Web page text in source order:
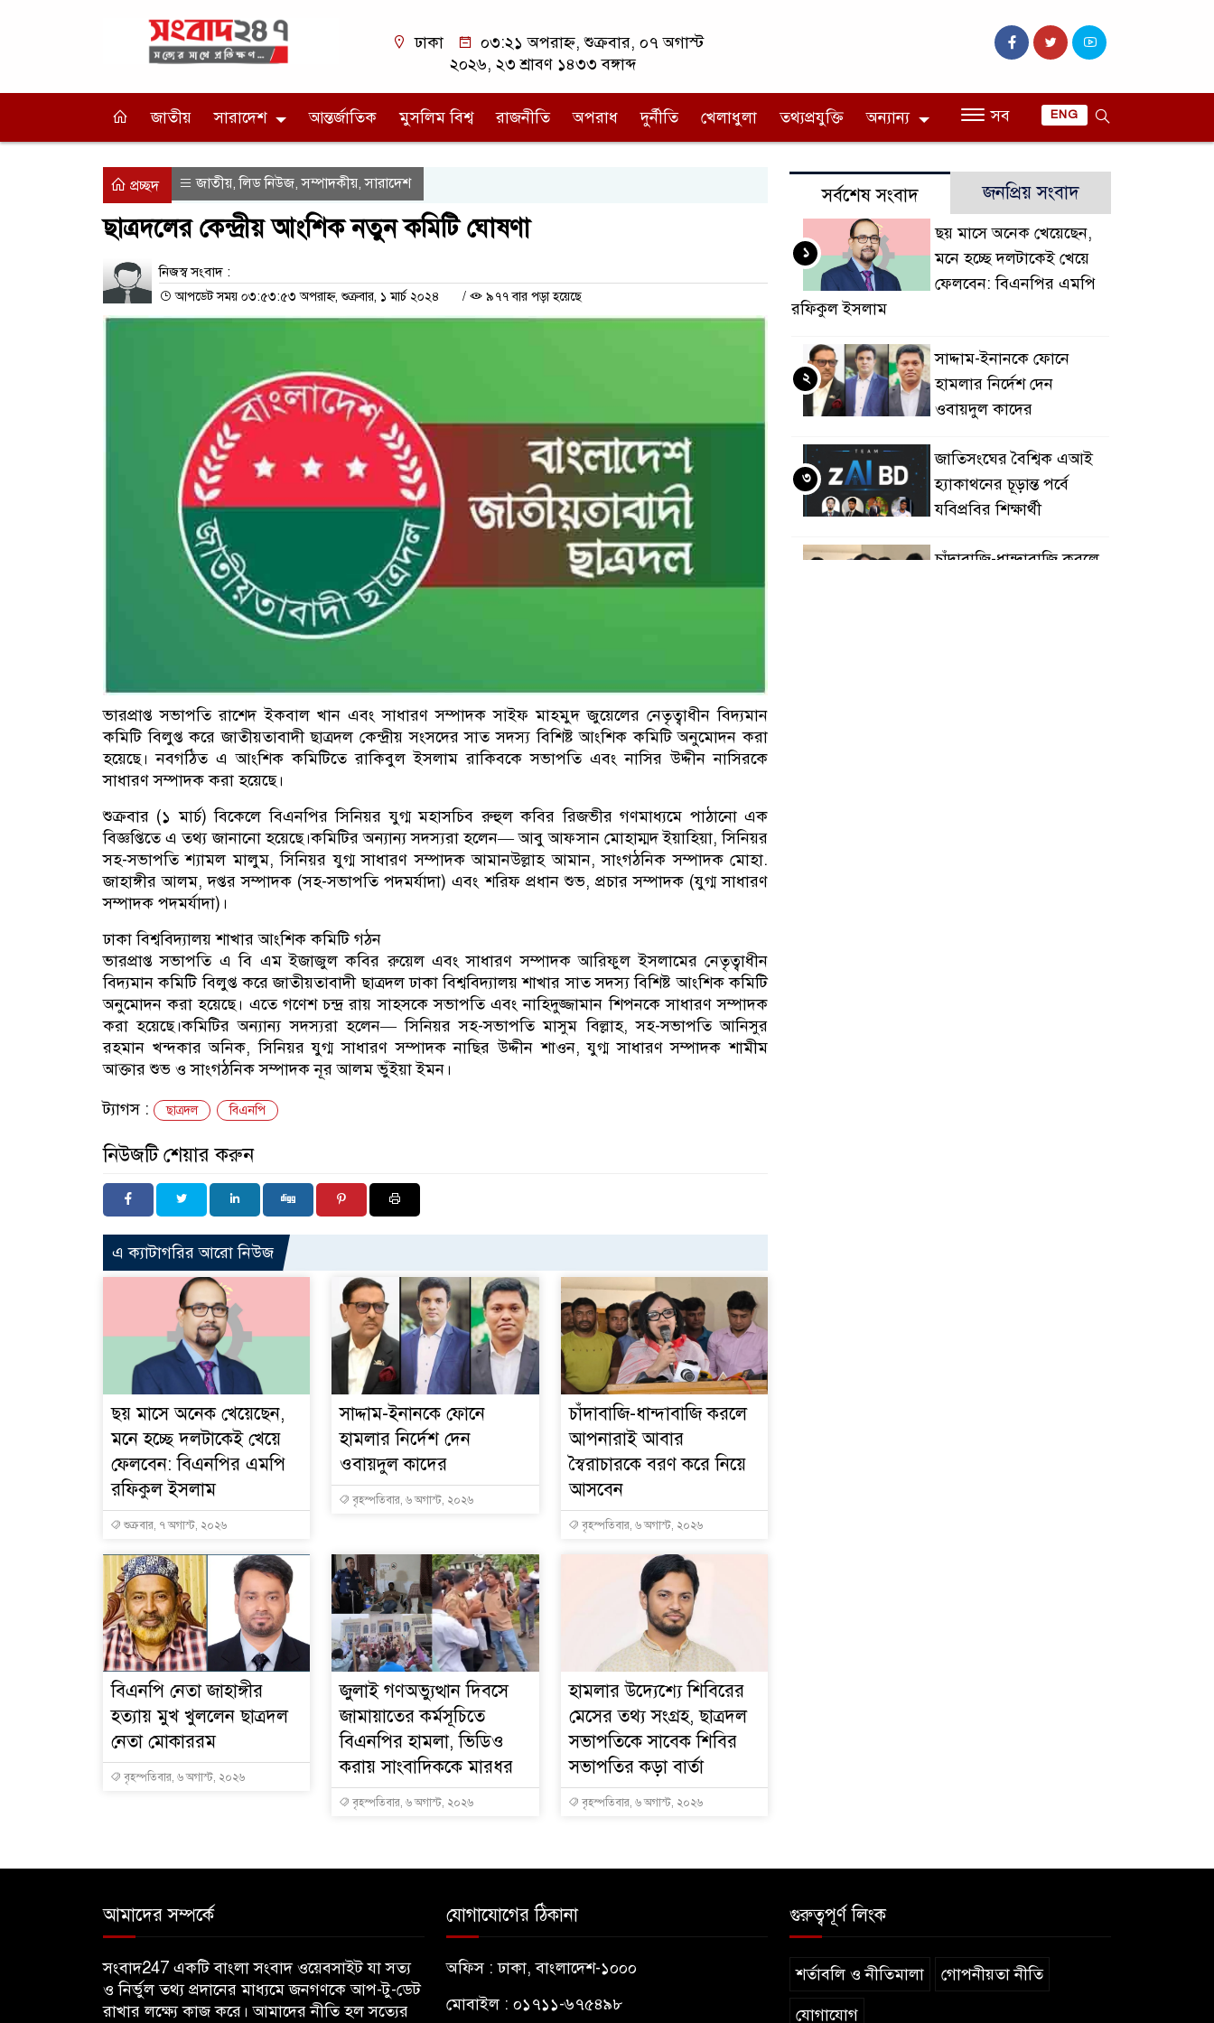
ঢাকা
০৩:২১ অপরাহ্ন, শুক্রবার, ০৭ অগাস্ট
২০২৬, ২৩ শ্রাবণ ১৪৩৩ বঙ্গাব্দ
জাতীয় সারাদেশ আন্তর্জাতিক মুসলিম বিশ্ব রাজনীতি অপরাধ দুর্নীতি খেলাধুলা তথ্যপ্রযুক্তি অন্যান্য সব ENG
প্রচ্ছদ জাতীয়,লিড নিউজ,সম্পাদকীয়,সারাদেশ
ছাত্রদলের কেন্দ্রীয় আংশিক নতুন কমিটি ঘোষণা
নিজস্ব সংবাদ :
আপডেট সময় ০৩:৫৩:৫৩ অপরাহ্ন, শুক্রবার, ১ মার্চ ২০২৪ / ৯৭৭ বার পড়া হয়েছে
ভারপ্রাপ্ত সভাপতি রাশেদ ইকবাল খান এবং সাধারণ সম্পাদক সাইফ মাহমুদ জুয়েলের নেতৃত্বাধীন বিদ্যমান
কমিটি বিলুপ্ত করে জাতীয়তাবাদী ছাত্রদল কেন্দ্রীয় সংসদের সাত সদস্য বিশিষ্ট আংশিক কমিটি অনুমোদন করা
হয়েছে। নবগঠিত এ আংশিক কমিটিতে রাকিবুল ইসলাম রাকিবকে সভাপতি এবং নাসির উদ্দীন নাসিরকে
সাধারণ সম্পাদক করা হয়েছে।
শুক্রবার (১ মার্চ) বিকেলে বিএনপির সিনিয়র যুগ্ম মহাসচিব রুহুল কবির রিজভীর গণমাধ্যমে পাঠানো এক
বিজ্ঞপ্তিতে এ তথ্য জানানো হয়েছে।কমিটির অন্যান্য সদস্যরা হলেন— আবু আফসান মোহাম্মদ ইয়াহিয়া, সিনিয়র
সহ-সভাপতি শ্যামল মালুম, সিনিয়র যুগ্ম সাধারণ সম্পাদক আমানউল্লাহ আমান, সাংগঠনিক সম্পাদক মোহা.
জাহাঙ্গীর আলম, দপ্তর সম্পাদক (সহ-সভাপতি পদমর্যাদা) এবং শরিফ প্রধান শুভ, প্রচার সম্পাদক (যুগ্ম সাধারণ
সম্পাদক পদমর্যাদা)।
ঢাকা বিশ্ববিদ্যালয় শাখার আংশিক কমিটি গঠন
ভারপ্রাপ্ত সভাপতি এ বি এম ইজাজুল কবির রুয়েল এবং সাধারণ সম্পাদক আরিফুল ইসলামের নেতৃত্বাধীন
বিদ্যমান কমিটি বিলুপ্ত করে জাতীয়তাবাদী ছাত্রদল ঢাকা বিশ্ববিদ্যালয় শাখার সাত সদস্য বিশিষ্ট আংশিক কমিটি
অনুমোদন করা হয়েছে। এতে গণেশ চন্দ্র রায় সাহসকে সভাপতি এবং নাহিদুজ্জামান শিপনকে সাধারণ সম্পাদক
করা হয়েছে।কমিটির অন্যান্য সদস্যরা হলেন— সিনিয়র সহ-সভাপতি মাসুম বিল্লাহ, সহ-সভাপতি আনিসুর
রহমান খন্দকার অনিক, সিনিয়র যুগ্ম সাধারণ সম্পাদক নাছির উদ্দীন শাওন, যুগ্ম সাধারণ সম্পাদক শামীম
আক্তার শুভ ও সাংগঠনিক সম্পাদক নূর আলম ভুঁইয়া ইমন।
ট্যাগস :
ছাত্রদল বিএনপি
নিউজটি শেয়ার করুন
এ ক্যাটাগরির আরো নিউজ
ছয় মাসে অনেক খেয়েছেন,
মনে হচ্ছে দলটাকেই খেয়ে
ফেলবেন: বিএনপির এমপি
রফিকুল ইসলাম
শুক্রবার, ৭ অগাস্ট, ২০২৬
সাদ্দাম-ইনানকে ফোনে
হামলার নির্দেশ দেন
ওবায়দুল কাদের
বৃহস্পতিবার, ৬ অগাস্ট, ২০২৬
চাঁদাবাজি-ধান্দাবাজি করলে
আপনারাই আবার
স্বৈরাচারকে বরণ করে নিয়ে
আসবেন
বৃহস্পতিবার, ৬ অগাস্ট, ২০২৬
বিএনপি নেতা জাহাঙ্গীর
হত্যায় মুখ খুললেন ছাত্রদল
নেতা মোকাররম
বৃহস্পতিবার, ৬ অগাস্ট, ২০২৬
জুলাই গণঅভ্যুত্থান দিবসে
জামায়াতের কর্মসূচিতে
বিএনপির হামলা, ভিডিও
করায় সাংবাদিককে মারধর
বৃহস্পতিবার, ৬ অগাস্ট, ২০২৬
হামলার উদ্যেশ্যে শিবিরের
মেসের তথ্য সংগ্রহ, ছাত্রদল
সভাপতিকে সাবেক শিবির
সভাপতির কড়া বার্তা
বৃহস্পতিবার, ৬ অগাস্ট, ২০২৬
সর্বশেষ সংবাদ জনপ্রিয় সংবাদ
ছয় মাসে অনেক খেয়েছেন,
মনে হচ্ছে দলটাকেই খেয়ে
ফেলবেন: বিএনপির এমপি
রফিকুল ইসলাম
১
সাদ্দাম-ইনানকে ফোনে
হামলার নির্দেশ দেন
ওবায়দুল কাদের
২
জাতিসংঘের বৈশ্বিক এআই
হ্যাকাথনের চূড়ান্ত পর্বে
যবিপ্রবির শিক্ষার্থী
৩
চাঁদাবাজি-ধান্দাবাজি করলে
আমাদের সম্পর্কে
সংবাদ247 একটি বাংলা সংবাদ ওয়েবসাইট যা সত্য
ও নির্ভুল তথ্য প্রদানের মাধ্যমে জনগণকে আপ-টু-ডেট
রাখার লক্ষ্যে কাজ করে। আমাদের নীতি হল সত্যের
যোগাযোগের ঠিকানা
অফিস : ঢাকা, বাংলাদেশ-১০০০
মোবাইল : ০১৭১১-৬৭৫৪৯৮
গুরুত্বপূর্ণ লিংক
শর্তাবলি ও নীতিমালা গোপনীয়তা নীতি
যোগাযোগ